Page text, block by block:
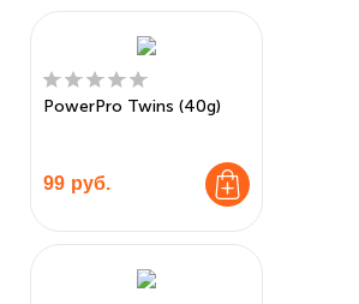
PowerPro Twins (40g)
99 руб.